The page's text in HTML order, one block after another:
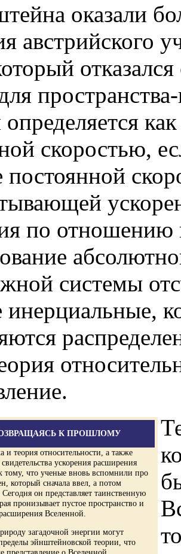
оказали
австрийского
скоростью,
по отношению
системы
инерциальные,
К ПРОШЛОМУ
и теория относительности, а также
ускорения расширения
тому, что ученые вновь вспомнили про
который сначала ввел, а потом
он представляет таинственную
пронизывает пустое пространство и
Вселенной.
загадочной энергии могут
эйнштейновской теории, что